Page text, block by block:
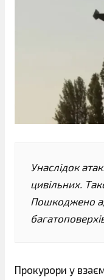
Унаслідок
цивільних.
Пошкоджено
Прокурори у